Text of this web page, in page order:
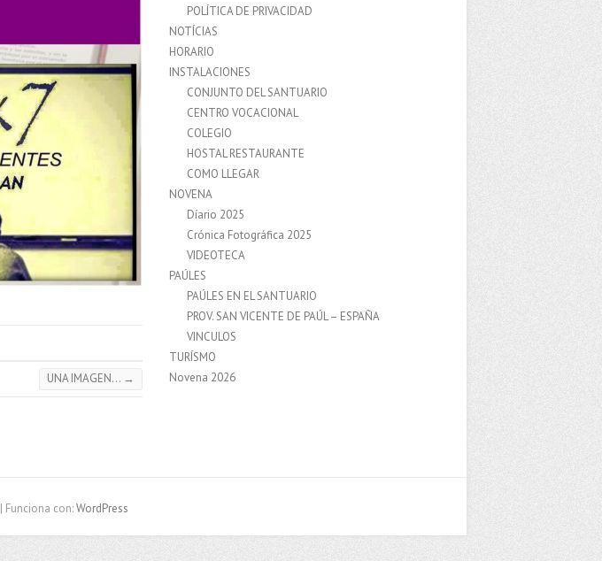
UNA IMAGEN… →
POLÍTICA DE PRIVACIDAD
NOTÍCIAS
HORARIO
INSTALACIONES
CONJUNTO DEL SANTUARIO
CENTRO VOCACIONAL
COLEGIO
HOSTAL RESTAURANTE
COMO LLEGAR
NOVENA
Díario 2025
Crónica Fotográfica 2025
VIDEOTECA
PAÚLES
PAÚLES EN EL SANTUARIO
PROV. SAN VICENTE DE PAÚL – ESPAÑA
VINCULOS
TURÍSMO
Novena 2026
| Funciona con:WordPress